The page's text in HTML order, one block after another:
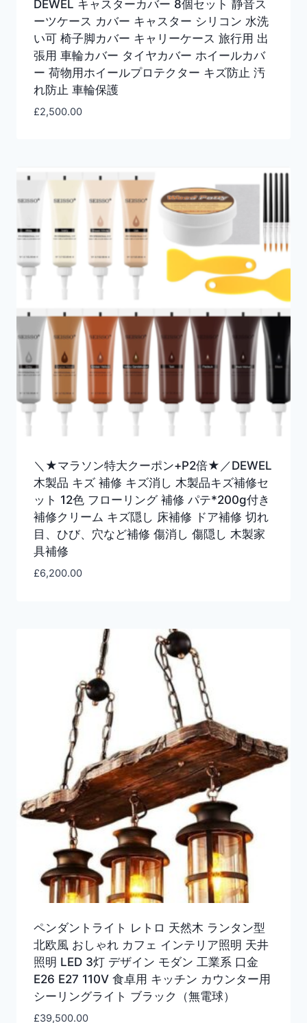
DEWEL キャスターカバー 8個セット 静音ス
ーツケース カバー キャスター シリコン 水洗
い可 椅子脚カバー キャリーケース 旅行用 出
張用 車輪カバー タイヤカバー ホイールカバ
ー 荷物用ホイールプロテクター キズ防止 汚
れ防止 車輪保護
£2,500.00
＼★マラソン特大クーポン+P2倍★／DEWEL
木製品 キズ 補修 キズ消し 木製品キズ補修セ
ット 12色 フローリング 補修 パテ*200g付き
補修クリーム キズ隠し 床補修 ドア補修 切れ
目、ひび、穴など補修 傷消し 傷隠し 木製家
具補修
£6,200.00
ペンダントライト レトロ 天然木 ランタン型
北欧風 おしゃれ カフェ インテリア照明 天井
照明 LED 3灯 デザイン モダン 工業系 口金
E26 E27 110V 食卓用 キッチン カウンター用
シーリングライト ブラック（無電球）
£39,500.00